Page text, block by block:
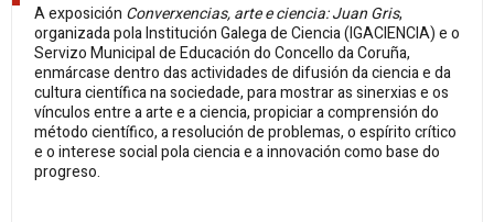
A exposición Converxencias, arte e ciencia: Juan Gris,
organizada pola Institución Galega de Ciencia (IGACIENCIA) e o
Servizo Municipal de Educación do Concello da Coruña,
enmárcase dentro das actividades de difusión da ciencia e da
cultura científica na sociedade, para mostrar as sinerxias e os
vínculos entre a arte e a ciencia, propiciar a comprensión do
método científico, a resolución de problemas, o espírito crítico
e o interese social pola ciencia e a innovación como base do
progreso.